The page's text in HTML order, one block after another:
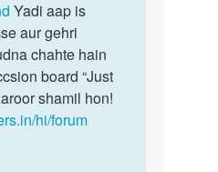
Yadi aap is
aur gehri
chahte hain
board “Just
shamil hon!
hi/forum